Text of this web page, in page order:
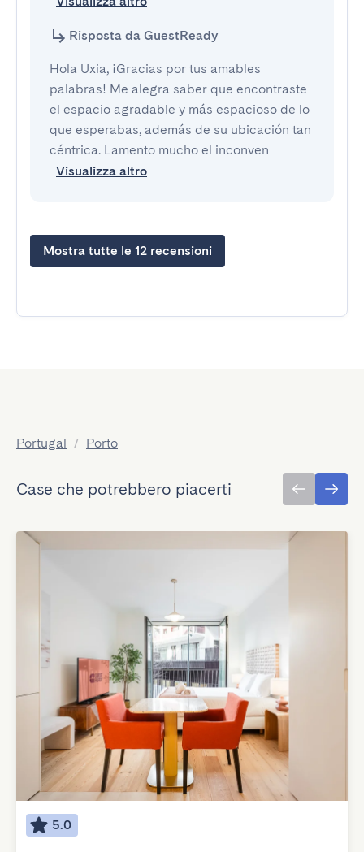
Risposta da GuestReady
Hola Uxia, ¡Gracias por tus amables
palabras! Me alegra saber que encontraste
el espacio agradable y más espacioso de lo
que esperabas, además de su ubicación tan
céntrica. Lamento mucho el inconven
Visualizza altro
Mostra tutte le 12 recensioni
Portugal / Porto
Case che potrebbero piacerti
5.0